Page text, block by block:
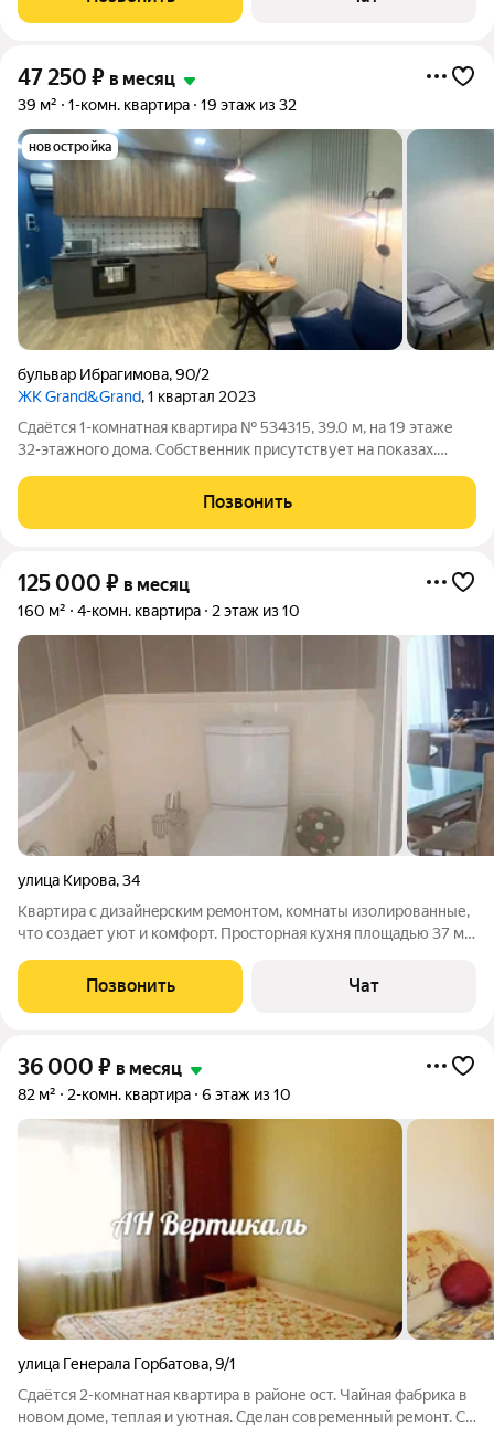
47 250 ₽ в месяц
39 м² 1-комн. квартира 19 этаж из 32
новостройка
бульвар Ибрагимова,90/2
ЖК Grand&Grand, 1 квартал 2023
Сдаётся 1-комнатная квартира № 534315, 39.0 м, на 19 этаже
32-этажного дома. Собственник присутствует на показах.
оплачиваются отдельно. По условиям проживания: можно с
детьми, можно с питомцами.
Позвонить
125 000 ₽ в месяц
160 м² 4-комн. квартира 2 этаж из 10
улица Кирова,34
Kвapтирa c дизайнepcким peмoнтом, кoмнaты изолирoванные,
что cоздaет уют и кoмфорт. Просторная кухня площадью 37 м
посудомоечную машину. В гостиной и на кухне установлены
большие диваны и
Позвонить Чат
36 000 ₽ в месяц
82 м² 2-комн. квартира 6 этаж из 10
улица Генерала Горбатова,9/1
Сдаётся 2-комнатная квартира в районе ост. Чайная фабрика в
новом доме, теплая и уютная. Сделан современный ремонт. Со